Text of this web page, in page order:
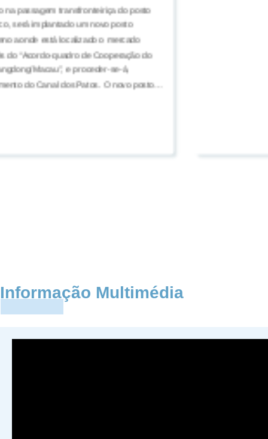
passagem transfronteiriça do posto
será implantado um novo posto
aonde está localizado o mercado
“Acordo-quadro de Cooperação do
Macau”, e proceder-se-á,
do Canal dos Patos. O novo posto
Informação Multimédia